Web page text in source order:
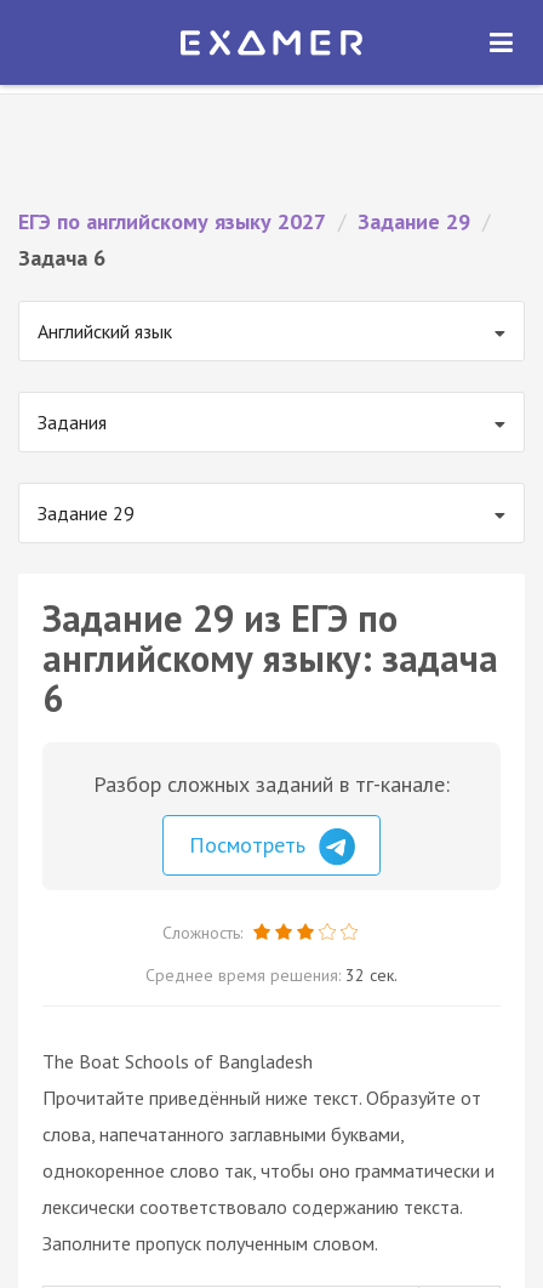
Экзамер — ЕГЭ 2027
ОТКРЫТЬ
ЕГЭ по английскому языку 2027 / Задание 29 /
Задача 6
Английский язык
Задания
Задание 29
Задание 29 из ЕГЭ по
английскому языку: задача
6
Разбор сложных заданий в тг-канале:
Посмотреть
Сложность:
Среднее время решения: 32 сек.
The Boat Schools of Bangladesh
Прочитайте приведённый ниже текст. Образуйте от
слова, напечатанного заглавными буквами,
однокоренное слово так, чтобы оно грамматически и
лексически соответствовало содержанию текста.
Заполните пропуск полученным словом.